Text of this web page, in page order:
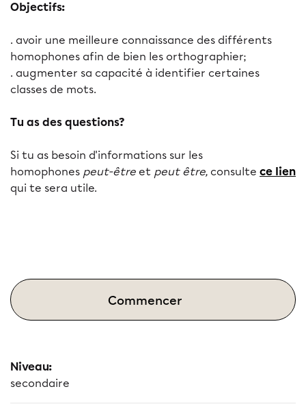
Objectifs:
. avoir une meilleure connaissance des différents
homophones afin de bien les orthographier;
. augmenter sa capacité à identifier certaines
classes de mots.
Tu as des questions?
Si tu as besoin d'informations sur les
homophones peut-être et peut être, consulte ce lien
qui te sera utile.
Commencer
Niveau:
secondaire